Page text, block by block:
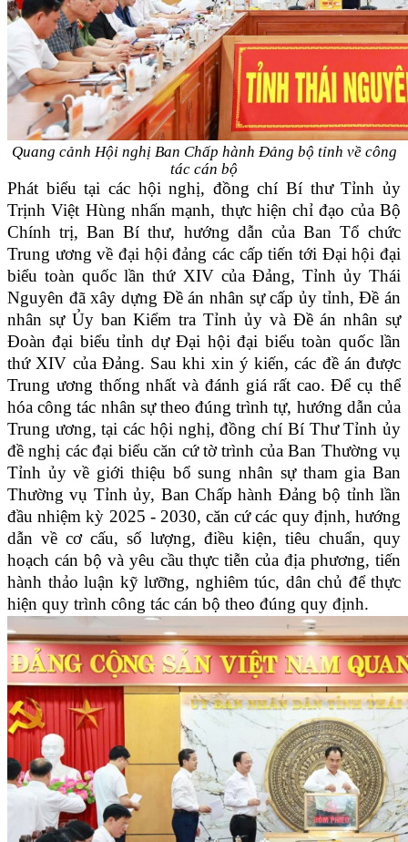
Quang cảnh Hội nghị Ban Chấp hành Đảng bộ tỉnh về công
tác cán bộ
Phát biểu tại các hội nghị, đồng chí Bí thư Tỉnh ủy
Trịnh Việt Hùng nhấn mạnh, thực hiện chỉ đạo của Bộ
Chính trị, Ban Bí thư, hướng dẫn của Ban Tổ chức
Trung ương về đại hội đảng các cấp tiến tới Đại hội đại
biểu toàn quốc lần thứ XIV của Đảng, Tỉnh ủy Thái
Nguyên đã xây dựng Đề án nhân sự cấp ủy tỉnh, Đề án
nhân sự Ủy ban Kiểm tra Tỉnh ủy và Đề án nhân sự
Đoàn đại biểu tỉnh dự Đại hội đại biểu toàn quốc lần
thứ XIV của Đảng. Sau khi xin ý kiến, các đề án được
Trung ương thống nhất và đánh giá rất cao. Để cụ thể
hóa công tác nhân sự theo đúng trình tự, hướng dẫn của
Trung ương, tại các hội nghị, đồng chí Bí Thư Tỉnh ủy
đề nghị các đại biểu căn cứ tờ trình của Ban Thường vụ
Tỉnh ủy về giới thiệu bổ sung nhân sự tham gia Ban
Thường vụ Tỉnh ủy, Ban Chấp hành Đảng bộ tỉnh lần
đầu nhiệm kỳ 2025 - 2030, căn cứ các quy định, hướng
dẫn về cơ cấu, số lượng, điều kiện, tiêu chuẩn, quy
hoạch cán bộ và yêu cầu thực tiễn của địa phương, tiến
hành thảo luận kỹ lưỡng, nghiêm túc, dân chủ để thực
hiện quy trình công tác cán bộ theo đúng quy định.